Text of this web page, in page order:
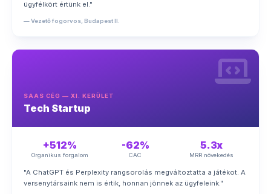
ügyfélkört értünk el."
— Vezető fogorvos, Budapest II.
SAAS CÉG — XI. KERÜLET
Tech Startup
+512%
Organikus forgalom
-62%
CAC
5.3x
MRR növekedés
"A ChatGPT és Perplexity rangsorolás megváltoztatta a játékot. A
versenytársaink nem is értik, honnan jönnek az ügyfeleink."